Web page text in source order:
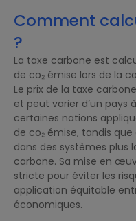
Comment
?
La taxe carbone est
de co₂ émise lors de la
Le prix de la taxe
et peut varier d’un pays
certaines nations
de co₂ émise, tandis
dans des systèmes plus
carbone. Sa mise en
stricte pour éviter les
application équitable
économiques.